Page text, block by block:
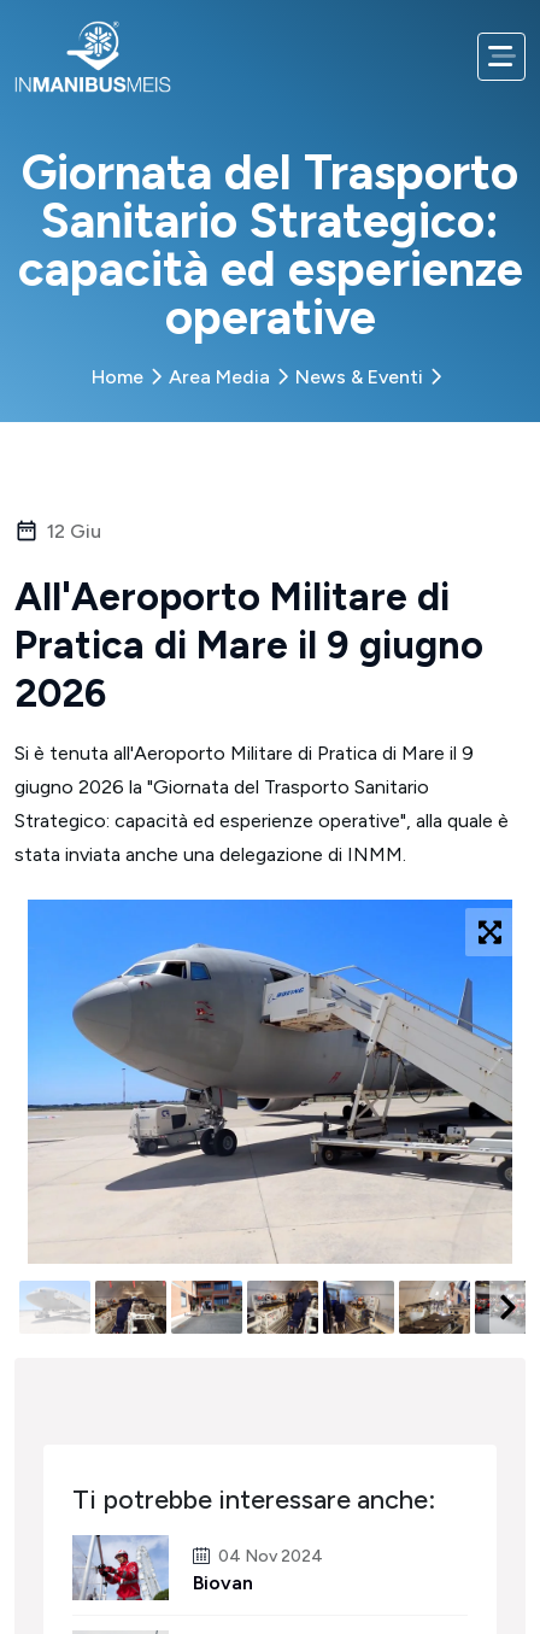
Giornata del Trasporto
Sanitario Strategico:
capacità ed esperienze
operative
Home Area Media News & Eventi
12 Giu
All'Aeroporto Militare di
Pratica di Mare il 9 giugno
2026
Si è tenuta all'Aeroporto Militare di Pratica di Mare il 9
giugno 2026 la "Giornata del Trasporto Sanitario
Strategico: capacità ed esperienze operative", alla quale è
stata inviata anche una delegazione di INMM.
Ti potrebbe interessare anche:
04 Nov 2024
Biovan